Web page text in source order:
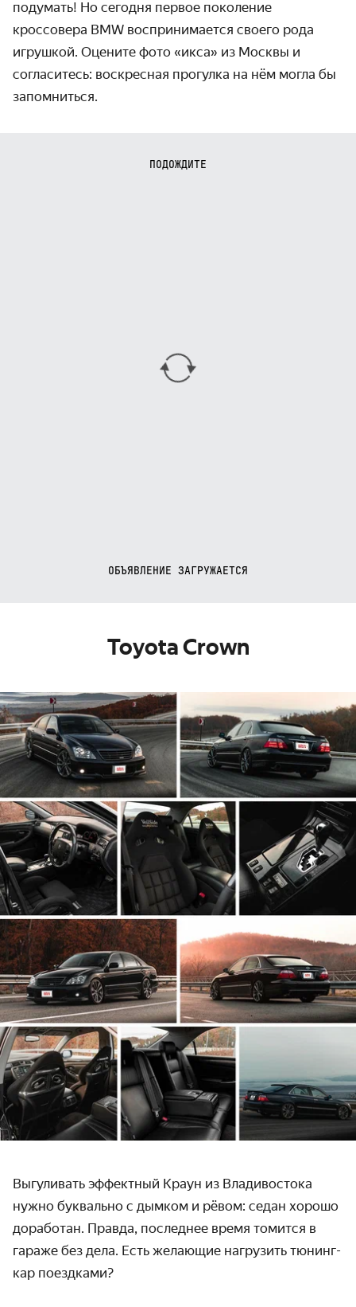
подумать! Но сегодня первое поколение
кроссовера BMW воспринимается своего рода
игрушкой. Оцените фото «икса» из Москвы и
согласитесь: воскресная прогулка на нём могла бы
запомниться.
ПОДОЖДИТЕ
ОБЪЯВЛЕНИЕ ЗАГРУЖАЕТСЯ
Toyota Crown
Выгуливать эффектный Краун из Владивостока
нужно буквально с дымком и рёвом: седан хорошо
доработан. Правда, последнее время томится в
гараже без дела. Есть желающие нагрузить тюнинг-
кар поездками?